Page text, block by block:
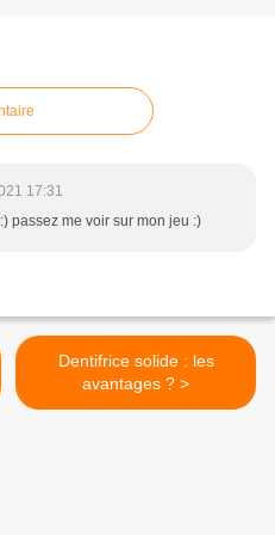
17:31
passez me voir sur mon jeu :)
Dentifrice solide : les
avantages ? >